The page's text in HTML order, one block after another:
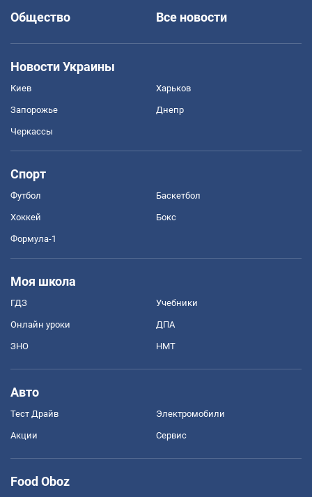
Общество
Все новости
Новости Украины
Киев Харьков
Запорожье Днепр
Черкассы
Спорт
Футбол Баскетбол
Хоккей Бокс
Формула-1
Моя школа
ГДЗ Учебники
Онлайн уроки ДПА
ЗНО НМТ
Авто
Тест Драйв Электромобили
Акции Сервис
Food Oboz